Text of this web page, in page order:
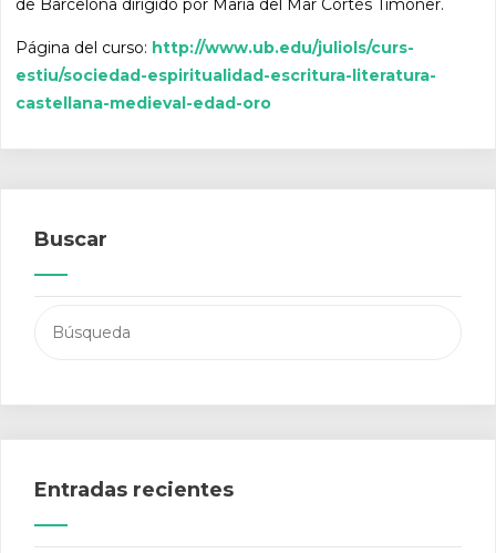
de Barcelona dirigido por María del Mar Cortés Timoner.
Página del curso: http://www.ub.edu/juliols/curs-
estiu/sociedad-espiritualidad-escritura-literatura-
castellana-medieval-edad-oro
Buscar
Entradas recientes